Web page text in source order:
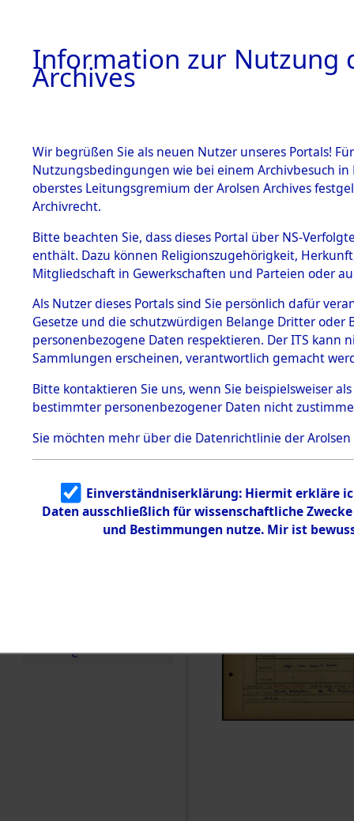
BESTÄNDE
1.
mente
5. Verschiedenes
5.3
Todesmärsche
5.3.1 Alliierte
Erhebungen
zu
Todesmärsch
en
5.3.2
Identifizierun
g
5.3.3
Todesmärsch
e
Dead -
Branch -
0247
Information zur Nutzung
Archives
Wir begrüßen Sie als neuen Nutzer unseres Portals!
Nutzungsbedingungen wie bei einem Archivbesuch
oberstes Leitungsgremium der Arolsen Archives
Archivrecht.
Bitte beachten Sie, dass dieses Portal über NS-
enthält. Dazu können Religionszugehörigkeit,
Mitgliedschaft in Gewerkschaften und Parteien oder
Als Nutzer dieses Portals sind Sie persönlich dafür
Gesetze und die schutzwürdigen Belange Dritter
personenbezogene Daten respektieren. Der ITS
Sammlungen erscheinen, verantwortlich gemacht
Bitte kontaktieren Sie uns, wenn Sie beispielsweiser
bestimmter personenbezogener Daten nicht
Sie möchten mehr über die Datenrichtlinie der Arolsen
Einverständniserklärung: Hiermit erkläre
Daten ausschließlich für wissenschaftliche
und Bestimmungen nutze. Mir ist